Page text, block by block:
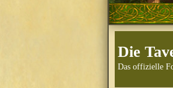
Die
Das offizielle